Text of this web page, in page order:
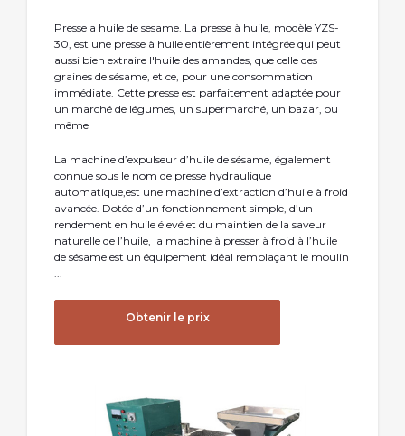
Presse a huile de sesame. La presse à huile, modèle YZS-
30, est une presse à huile entièrement intégrée qui peut
aussi bien extraire l'huile des amandes, que celle des
graines de sésame, et ce, pour une consommation
immédiate. Cette presse est parfaitement adaptée pour
un marché de légumes, un supermarché, un bazar, ou
même
La machine d’expulseur d’huile de sésame, également
connue sous le nom de presse hydraulique
automatique,est une machine d’extraction d’huile à froid
avancée. Dotée d’un fonctionnement simple, d’un
rendement en huile élevé et du maintien de la saveur
naturelle de l’huile, la machine à presser à froid à l’huile
de sésame est un équipement idéal remplaçant le moulin
...
Obtenir le prix